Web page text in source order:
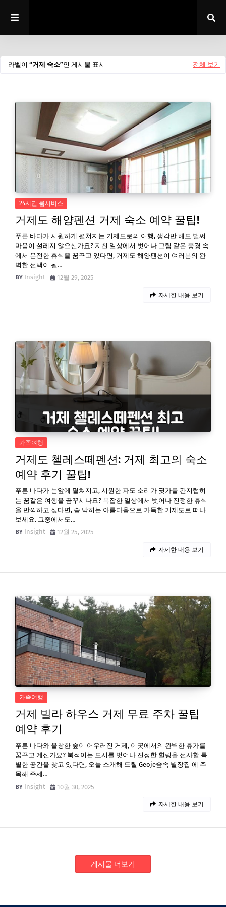
라벨이 거제 숙소 인 게시물 표시 전체 보기
24시간 룸서비스
거제도 해양펜션 거제 숙소 예약 꿀팁!
푸른 바다가 시원하게 펼쳐지는 거제도로의 여행, 생각만 해도 벌써
마음이 설레지 않으신가요? 지친 일상에서 벗어나 그림 같은 풍경 속
에서 온전한 휴식을 꿈꾸고 있다면, 거제도 해양펜션이 여러분의 완
벽한 선택이 될…
Insight
12월 29, 2025
자세한 내용 보기
가족여행
거제도 첼레스떼펜션: 거제 최고의 숙소
예약 후기 꿀팁!
푸른 바다가 눈앞에 펼쳐지고, 시원한 파도 소리가 귓가를 간지럽히
는 꿈같은 여행을 꿈꾸시나요? 복잡한 일상에서 벗어나 진정한 휴식
을 만끽하고 싶다면, 숨 막히는 아름다움으로 가득한 거제도로 떠나
보세요. 그중에서도…
Insight
12월 25, 2025
자세한 내용 보기
가족여행
거제 빌라 하우스 거제 무료 주차 꿀팁
예약 후기
푸른 바다와 울창한 숲이 어우러진 거제, 이곳에서의 완벽한 휴가를
꿈꾸고 계신가요? 북적이는 도시를 벗어나 진정한 힐링을 선사할 특
별한 공간을 찾고 있다면, 오늘 소개해 드릴 Geoje숲속 별장집 에 주
목해 주세…
Insight
10월 30, 2025
자세한 내용 보기
게시물 더보기